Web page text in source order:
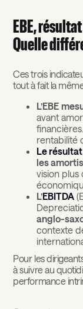
EBE,
Quelle
Ces trois
tout à fait la
L’EBE
avant
rentabilité
Le
les
vision
L’EBITDA
anglo-
contexte
Pour les
à suivre au
performance